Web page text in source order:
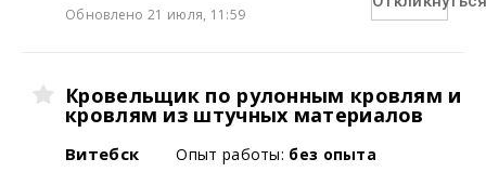
Обновлено 21 июля, 11:59
Кровельщик по рулонным кровлям и
кровлям из штучных материалов
Витебск Опыт работы: без опыта